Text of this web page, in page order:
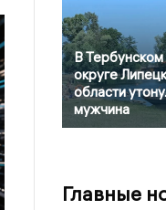
В Тербунском
округе
области
мужчина
Главные